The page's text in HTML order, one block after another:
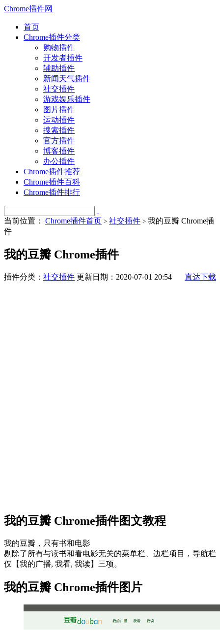
Chrome插件网
首页
Chrome插件分类
购物插件
开发者插件
辅助插件
新闻天气插件
社交插件
游戏娱乐插件
图片插件
运动插件
搜索插件
官方插件
博客插件
办公插件
Chrome插件推荐
Chrome插件百科
Chrome插件排行
当前位置： Chrome插件首页 > 社交插件 > 我的豆瓣 Chrome插
件
我的豆瓣 Chrome插件
插件分类： 社交插件 更新日期：2020-07-01 20:54 直达下载
我的豆瓣 Chrome插件图文教程
我的豆瓣，只有书和电影
剔除了所有与读书和看电影无关的菜单栏、边栏项目，导航栏
仅【我的广播, 我看, 我读】三项。
我的豆瓣 Chrome插件图片